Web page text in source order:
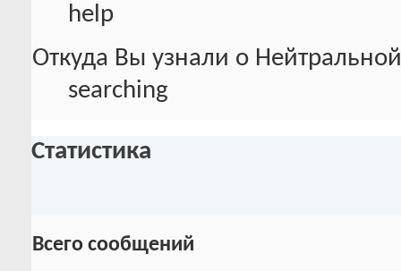
help
Откуда Вы узнали о
searching
Статистика
Всего сообщений